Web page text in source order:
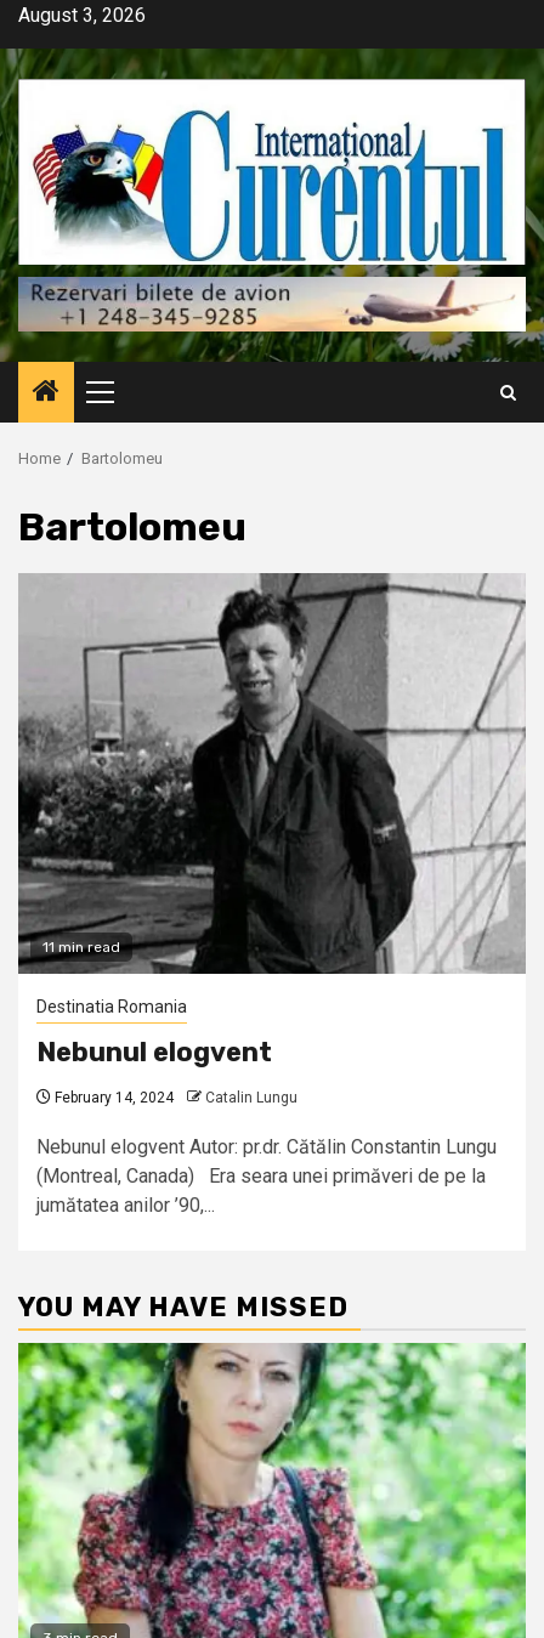
Skip
content
August 3, 2026
Primary
Menu
Home Bartolomeu
Bartolomeu
11 min read
Destinatia Romania
Nebunul elogvent
February 14, 2024 Catalin Lungu
Nebunul elogvent Autor: pr.dr. Cătălin Constantin Lungu
(Montreal, Canada) Era seara unei primăveri de pe la
jumătatea anilor ’90,...
YOU MAY HAVE MISSED